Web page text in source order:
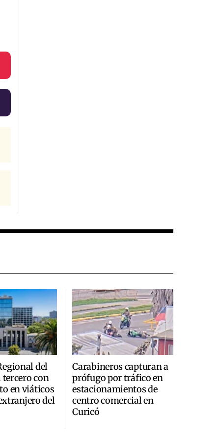
del
tercero con
en viáticos
del
Carabineros capturan a
prófugo por tráfico en
estacionamientos de
centro comercial en
Curicó